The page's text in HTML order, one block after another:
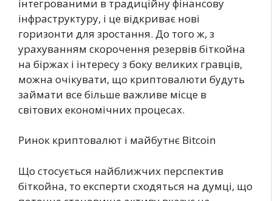
інтегрованими в традиційну фінансову
інфраструктуру, і це відкриває нові
горизонти для зростання. До того ж, з
урахуванням скорочення резервів біткойна
на біржах і інтересу з боку великих гравців,
можна очікувати, що криптовалюти будуть
займати все більше важливе місце в
світових економічних процесах.
Ринок криптовалют і майбутнє Bitcoin
Що стосується найближчих перспектив
біткойна, то експерти сходяться на думці, що